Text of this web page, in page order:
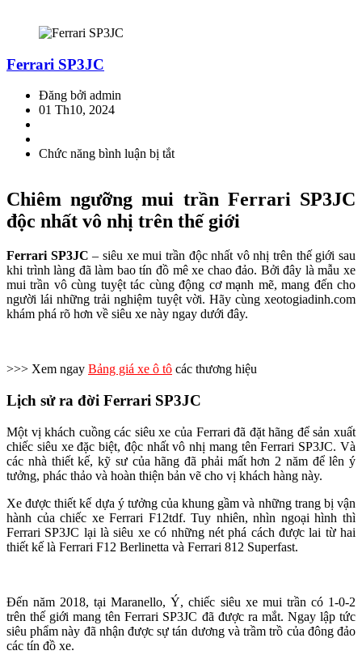
Ferrari SP3JC
Đăng bởi admin
01 Th10, 2024
Chức năng bình luận bị tắtở
Chiêm ngưỡng mui trần Ferrari SP3JC
độc nhất vô nhị trên thế giới
Ferrari SP3JC – siêu xe mui trần độc nhất vô nhị trên thế giới sau
khi trình làng đã làm bao tín đồ mê xe chao đảo. Bởi đây là mẫu xe
mui trần vô cùng tuyệt tác cùng động cơ mạnh mẽ, mang đến cho
người lái những trải nghiệm tuyệt vời. Hãy cùng xeotogiadinh.com
khám phá rõ hơn về siêu xe này ngay dưới đây.
>>> Xem ngay Bảng giá xe ô tô các thương hiệu
Lịch sử ra đời Ferrari SP3JC
Một vị khách cuồng các siêu xe của Ferrari đã đặt hãng để sản xuất
chiếc siêu xe đặc biệt, độc nhất vô nhị mang tên Ferrari SP3JC. Và
các nhà thiết kế, kỹ sư của hãng đã phải mất hơn 2 năm để lên ý
tưởng, phác thảo và hoàn thiện bản vẽ cho vị khách hàng này.
Xe được thiết kế dựa ý tưởng của khung gầm và những trang bị vận
hành của chiếc xe Ferrari F12tdf. Tuy nhiên, nhìn ngoại hình thì
Ferrari SP3JC lại là siêu xe có những nét phá cách được lai từ hai
thiết kế là Ferrari F12 Berlinetta và Ferrari 812 Superfast.
Đến năm 2018, tại Maranello, Ý, chiếc siêu xe mui trần có 1-0-2
trên thế giới mang tên Ferrari SP3JC đã được ra mắt. Ngay lập tức
siêu phẩm này đã nhận được sự tán dương và trầm trồ của đông đảo
các tín đồ xe.